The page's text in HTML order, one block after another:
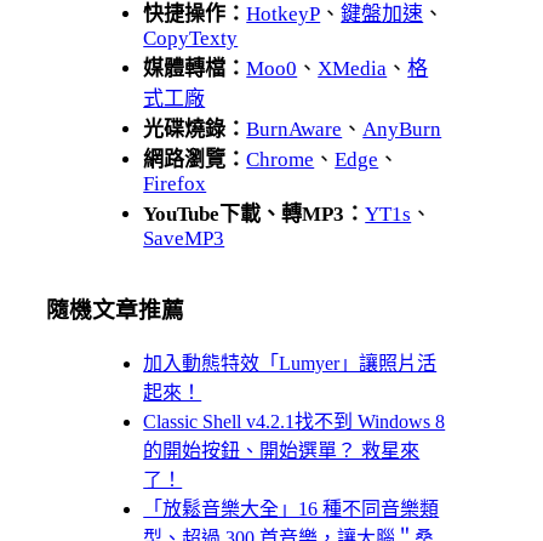
快捷操作：HotkeyP 、鍵盤加速 、
CopyTexty
媒體轉檔：Moo0 、 XMedia 、格
式工廠
光碟燒錄：BurnAware 、 AnyBurn
網路瀏覽：Chrome 、Edge 、
Firefox
YouTube下載、轉MP3：YT1s 、
SaveMP3
隨機文章推薦
加入動態特效「Lumyer」讓照片活
起來！
Classic Shell v4.2.1找不到 Windows 8
的開始按鈕、開始選單？ 救星來
了！
「放鬆音樂大全」16 種不同音樂類